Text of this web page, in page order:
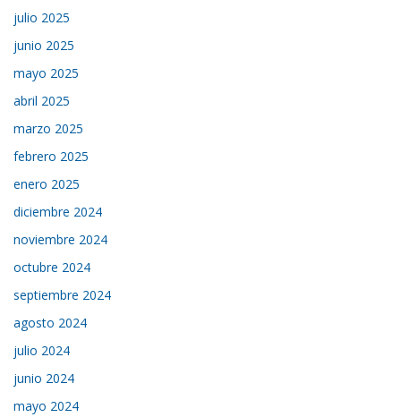
julio 2025
junio 2025
mayo 2025
abril 2025
marzo 2025
febrero 2025
enero 2025
diciembre 2024
noviembre 2024
octubre 2024
septiembre 2024
agosto 2024
julio 2024
junio 2024
mayo 2024